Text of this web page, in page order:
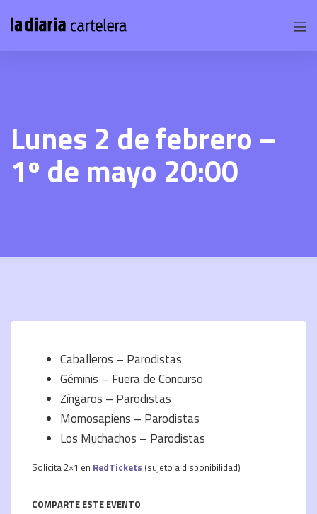
Lunes 2 de febrero –
1º de mayo 20:00
Caballeros – Parodistas
Géminis – Fuera de Concurso
Zíngaros – Parodistas
Momosapiens – Parodistas
Los Muchachos – Parodistas
Solicita 2×1 en RedTickets (sujeto a disponibilidad)
COMPARTE ESTE EVENTO